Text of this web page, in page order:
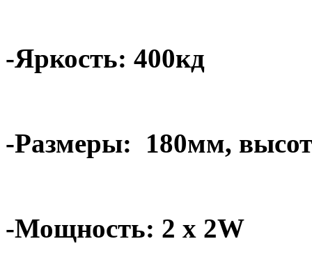
-Яркость: 400кд
-Размеры: 180мм,
-Мощность: 2 x 2W